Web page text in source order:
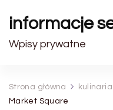
informacje
Wpisy prywatne
Strona główna kulinaria
Market Square